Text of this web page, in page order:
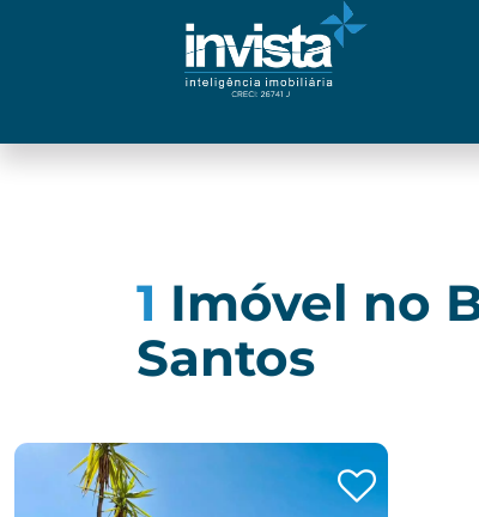
1 Imóvel no
Santos